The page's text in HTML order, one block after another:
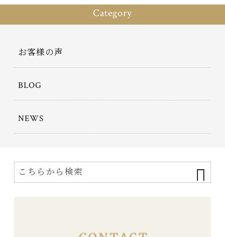
Category
お客様の声
BLOG
NEWS